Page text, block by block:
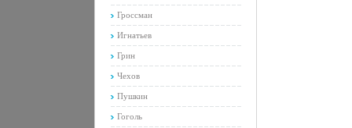
Гроссман
Игнатьев
Грин
Чехов
Пушкин
Гоголь